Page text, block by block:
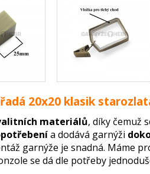
20x20 klasik
materiálů, díky čemuž
a dodává garnýži
garnýže je snadná. Máme
se dá dle potřeby